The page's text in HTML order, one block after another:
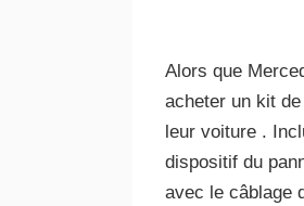
Alors que
acheter un kit
leur voiture .
dispositif du
avec le câblage